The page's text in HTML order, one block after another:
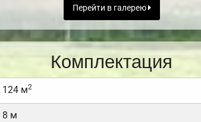
Перейти в галерею
Комплектация
124 м2
8 м